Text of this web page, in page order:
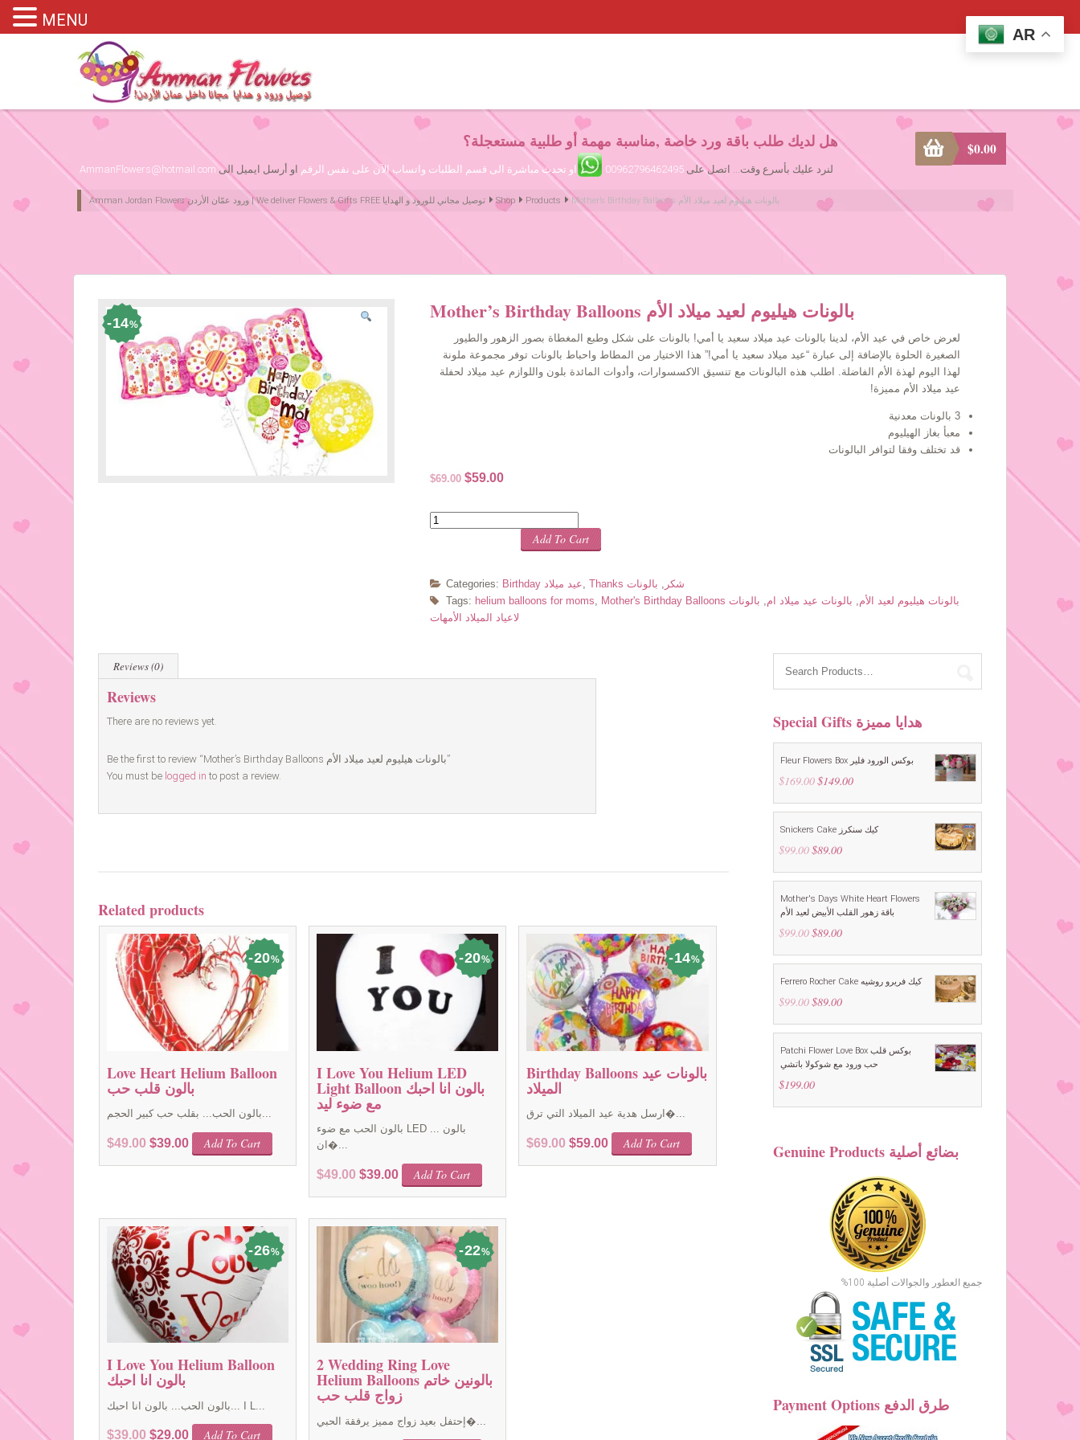
Please assign primary menu in wp-admin->Appearance->Menus
هل لديك طلب باقة ورد خاصة ,مناسبة مهمة أو طلبية مستعجلة؟
لنرد عليك بأسرع وقت... اتصل على 00962796462495 او تحدث مباشرة الى قسم الطلبات واتساب الآن على نفس الرقم او أرسل ايميل الى AmmanFlowers@hotmail.com
Amman Jordan Flowers ورود عمّان الأردن | We deliver Flowers & Gifts FREE توصيل مجاني للورود و الهدايا Shop Products Mother’s Birthday Balloons بالونات هيليوم لعيد ميلاد الأم
$0.00
14%
Mother’s Birthday Balloons بالونات هيليوم لعيد ميلاد الأم
لعرض خاص في عيد الأم، لدينا بالونات عيد ميلاد سعيد يا أمي! بالونات على شكل وطبع المغطاة بصور الزهور والطيور
الصغيرة الحلوة بالإضافة إلى عبارة “عيد ميلاد سعيد يا أمي!” هذا الاختيار من المطاط واحباط بالونات توفر مجموعة ملونة
لهذا اليوم لهذة الأم الفاضلة. اطلب هذه البالونات مع تنسيق الاكسسوارات، وأدوات المائدة بلون واللوازم عيد ميلاد لحفلة
عيد ميلاد الأم مميزة!
3 بالونات معدنية
معبأ بغاز الهيليوم
قد تختلف وفقا لتوافر البالونات
$69.00 Original
was:
$69.00.
$59.00Current
is:
$59.00.
Quantity
Add To Cart
Categories: Birthday عيد ميلاد, Thanks شكر , بالونات
Tags: helium balloons for moms, Mother's Birthday Balloons بالونات هيليوم لعيد الأم, بالونات عيد ميلاد ام, بالونات
لاعياد الميلاد الأمهات
Reviews (0)
Reviews
There are no reviews yet.
Be the first to review “Mother’s Birthday Balloons بالونات هيليوم لعيد ميلاد الأم”
You must be logged in to post a review.
Related products
20%
Love Heart Helium Balloon
بالون قلب حب
بالون الحب... بقلب حب كبير الحجم...
$49.00 Original
$39.00Current
price
Add To Cart
20%
I Love You Helium LED
Light Balloon بالون انا احبك
مع ضوء ليد
بالون الحب مع ضوء LED ... بالون
ان�...
$49.00 Original
$49.00.
$39.00Current
price
$39.00.
Add To Cart
14%
Birthday Balloons بالونات عيد
الميلاد
ارسل هدية عيد الميلاد التي ترق�...
$69.00 Original
$59.00Current
price
Add To Cart
26%
I Love You Helium Balloon
بالون انا احبك
$39.00 Original
$29.00CurrentAdd To Cart
22%
2 Wedding Ring Love
Helium Balloons بالونين خاتم
زواج قلب حب
إحتفل بعيد زواج مميز يرفقة الحبي�...
Special Gifts هدايا مميزة
Fleur Flowers Box بوكس الورود فلير
$169.00 Original
was:
$149.00Current
is:
Snickers Cake كيك سنكرز
$99.00 Original
was:
$89.00Current
is:
Mother's Days White Heart Flowers
باقة زهور القلب الأبيض لعيد الأم
$99.00 Original
was:
$89.00Current
is:
Ferrero Rocher Cake كيك فريرو روشيه
$99.00 Original
was:
$89.00Current
is:
Patchi Flower Love Box بوكس قلب
حب ورود مع شوكولا باتشي
$199.00
Genuine Products بضائع أصلية
جميع العطور والجوالات أصلية 100%
Payment Options طرق الدفع
AR
MENU